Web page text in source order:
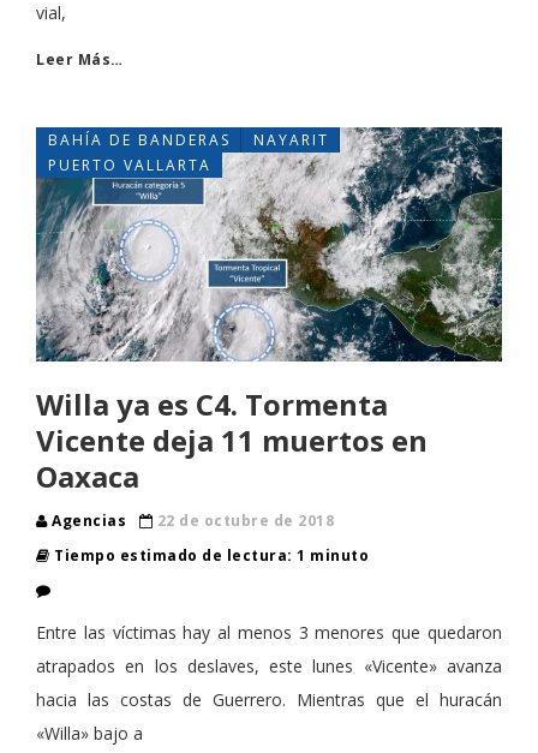
vial,
Leer Más…
BAHÍA DE BANDERAS
NAYARIT
PUERTO VALLARTA
Willa ya es C4. Tormenta
Vicente deja 11 muertos en
Oaxaca
Agencias
22 de octubre de 2018
Tiempo estimado de lectura: 1 minuto
Entre las víctimas hay al menos 3 menores que quedaron
atrapados en los deslaves, este lunes «Vicente» avanza
hacia las costas de Guerrero. Mientras que el huracán
«Willa» bajo a